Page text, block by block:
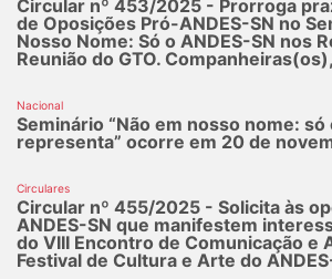
Circular nº 453/2025 - Prorroga
de Oposições Pró-ANDES-SN no
Nosso Nome: Só o ANDES-SN nos
Reunião do GTO. Companheiras(os),
Nacional
Seminário “Não em nosso nome: só
representa” ocorre em 20 de
Circulares
Circular nº 455/2025 - Solicita às
ANDES-SN que manifestem
do VIII Encontro de Comunicação e
Festival de Cultura e Arte do